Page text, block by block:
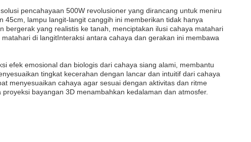
pencahayaan 500W revolusioner yang dirancang untuk meniru
lampu langit-langit canggih ini memberikan tidak hanya
yang realistis ke tanah, menciptakan ilusi cahaya matahari
di langitInteraksi antara cahaya dan gerakan ini membawa
efek emosional dan biologis dari cahaya siang alami, membantu
tingkat kecerahan dengan lancar dan intuitif dari cahaya
menyesuaikan cahaya agar sesuai dengan aktivitas dan ritme
bayangan 3D menambahkan kedalaman dan atmosfer.